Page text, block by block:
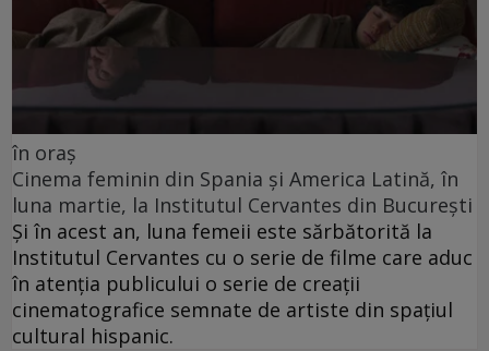
în oraș
Cinema feminin din Spania și America Latină, în
luna martie, la Institutul Cervantes din București
Și în acest an, luna femeii este sărbătorită la
Institutul Cervantes cu o serie de filme care aduc
în atenția publicului o serie de creații
cinematografice semnate de artiste din spațiul
cultural hispanic.